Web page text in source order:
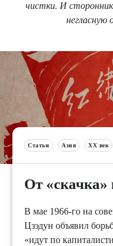
чистки. И
Статьи Азия XX век
От «скачка»
В мае 1966-го на
Цзэдун объявил
«идут по